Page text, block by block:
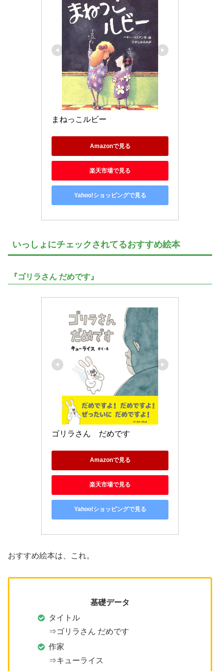
まねっこルビー
Amazonで見る
楽天市場で見る
Yahoo!ショッピングで見る
いっしょにチェックされてるおすすめ絵本
『ゴリラさん だめです』
ゴリラさん　だめです
Amazonで見る
楽天市場で見る
Yahoo!ショッピングで見る
おすすめ絵本は、これ。
基礎データ
タイトル
⇒ゴリラさん だめです
作家
⇒キューライス